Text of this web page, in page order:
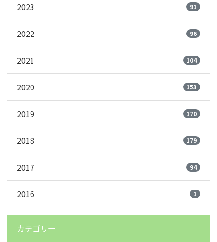
2023 91
2022 96
2021 104
2020 153
2019 170
2018 179
2017 94
2016 1
カテゴリー